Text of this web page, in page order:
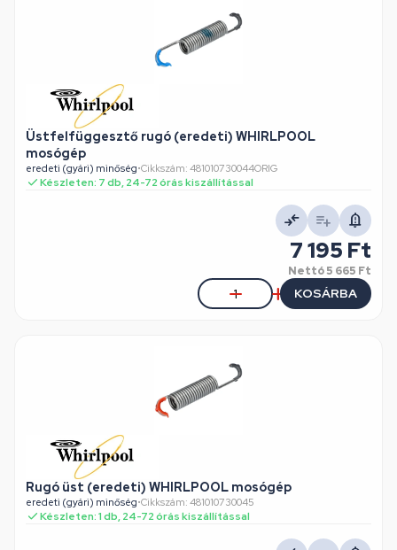
Üstfelfüggesztő rugó (eredeti) WHIRLPOOL
mosógép
eredeti (gyári) minőség•Cikkszám: 481010730044ORIG
Készleten: 7 db, 24-72 órás kiszállítással
7 195 Ft
Nettó5 665 Ft
KOSÁRBA
Rugó üst (eredeti) WHIRLPOOL mosógép
eredeti (gyári) minőség•Cikkszám: 481010730045
Készleten: 1 db, 24-72 órás kiszállítással